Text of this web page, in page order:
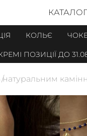
КАТАЛОГ
КОЛЬЄ
ПОЗИЦІЇ ДО 31.08
натуральним